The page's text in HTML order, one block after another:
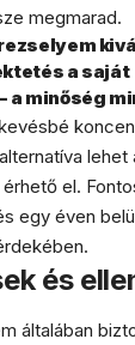
megmarad.
a saját
a minőség
lehet
el.
egy éven
és
általában